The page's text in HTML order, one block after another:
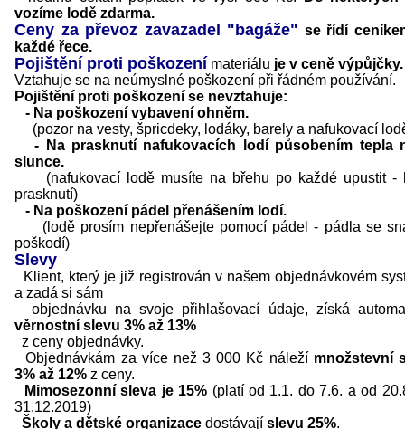
vozíme lodě zdarma.
Ceny za převoz zavazadel "bagáže" se řídí
každé řece.
Pojištění proti poškození materiálu je v ceně výpůjčky.
Vztahuje se na neúmyslné poškození při řádném používání.
Pojištění proti poškození se nevztahuje:
- Na poškození vybavení ohněm.
(pozor na vesty, špricdeky, lodáky, barely a nafukovací
- Na prasknutí nafukovacích lodí působením tepla
slunce.
(nafukovací lodě musíte na břehu po každé upustit -
prasknutí)
- Na poškození pádel přenášením lodí.
(lodě prosím nepřenášejte pomocí pádel - pádla se
poškodí)
Slevy
Klient, který je již registrován v našem objednávkovém
a zadá si sám
objednávku na svoje přihlašovací údaje, získá
věrnostní slevu 3% až 13%
z ceny objednávky.
Objednávkám za více než 3 000 Kč náležímnožstevní
3% až 12% z ceny.
Mimosezonní sleva je 15% (platí od 1.1. do 7.6. a od
31.12.2019)
Školy a dětské organizace dostávají slevu 25%.